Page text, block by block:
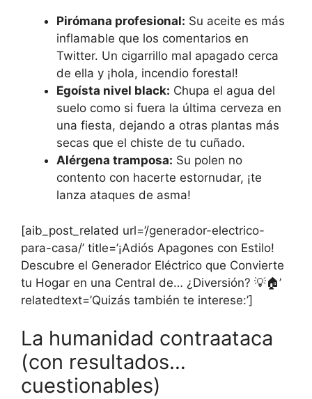
Pirómana profesional: Su aceite es más
inflamable que los comentarios en
Twitter. Un cigarrillo mal apagado cerca
de ella y ¡hola, incendio forestal!
Egoísta nivel black: Chupa el agua del
suelo como si fuera la última cerveza en
una fiesta, dejando a otras plantas más
secas que el chiste de tu cuñado.
Alérgena tramposa: Su polen no
contento con hacerte estornudar, ¡te
lanza ataques de asma!
[aib_post_related url=’/generador-electrico-
para-casa/’ title=’¡Adiós Apagones con Estilo!
Descubre el Generador Eléctrico que Convierte
tu Hogar en una Central de… ¿Diversión? 💡🏠’
relatedtext=’Quizás también te interese:’]
La humanidad contraataca
(con resultados…
cuestionables)